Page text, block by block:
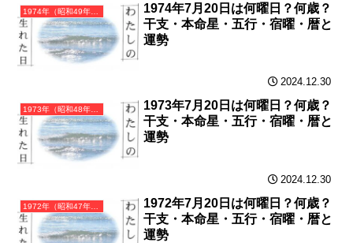
1974年（昭和49年）甲寅（きのえとら）・寅年（とら年）カレンダー（月曜はじまり）
1974年7月20日は何曜日？何歳？
干支・本命星・五行・宿曜・暦と
運勢
2024.12.30
1973年（昭和48年）癸丑（みずのとうし）・丑年（うし年）カレンダー（月曜はじまり）
1973年7月20日は何曜日？何歳？
干支・本命星・五行・宿曜・暦と
運勢
2024.12.30
1972年（昭和47年）壬子（みずのえね）・子年（ねずみ年）カレンダー（月曜はじまり）
1972年7月20日は何曜日？何歳？
干支・本命星・五行・宿曜・暦と
運勢